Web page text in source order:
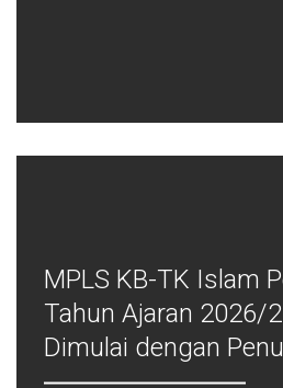
MPLS KB-TK Islam
Tahun Ajaran 2026/
Dimulai dengan